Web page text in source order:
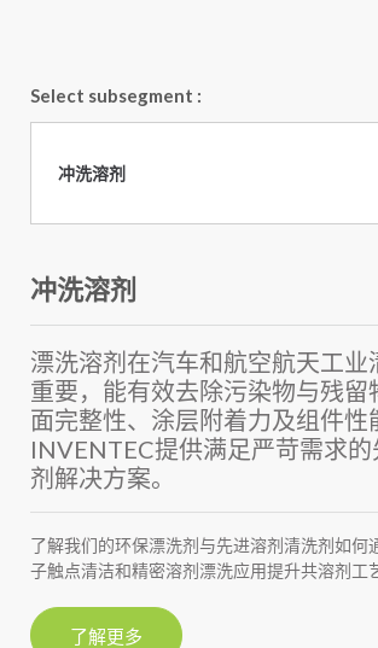
Select subsegment :
冲洗溶剂
冲洗溶剂
漂洗溶剂在汽车和航空航天工业
重要，能有效去除污染物与残留
面完整性、涂层附着力及组件性
INVENTEC提供满足严苛需求
剂解决方案。
了解我们的环保漂洗剂与先进溶剂清洗剂如何
子触点清洁和精密溶剂漂洗应用提升共溶剂工
了解更多